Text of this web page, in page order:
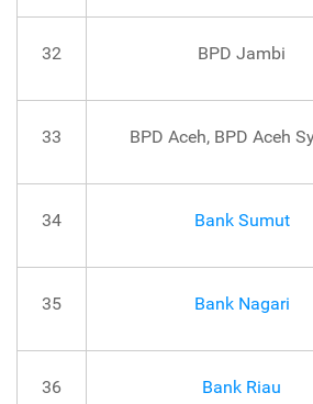
32 BPD Jambi
33 BPD Aceh, BPD Aceh
34 Bank Sumut
35 Bank Nagari
36 Bank Riau